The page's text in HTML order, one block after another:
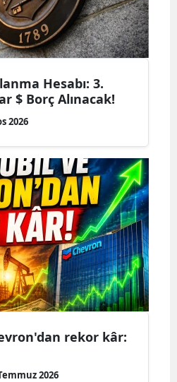
Hesabı: 3.
$ Borç Alınacak!
2026
rekor kâr:
2026